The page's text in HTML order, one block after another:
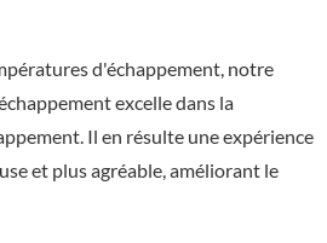
d'échappement, notre
excelle dans la
Il en résulte une expérience
et plus agréable, améliorant le